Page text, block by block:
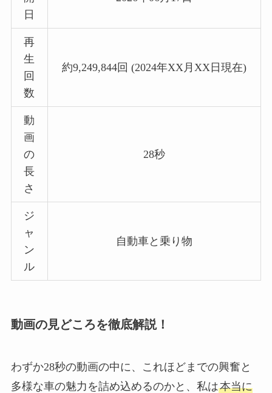
日
再
生
回
数
約9,249,844回 (2024年XX月XX日現在)
動
画
の
長
さ
28秒
ジ
ャ
ン
ル
自動車と乗り物
動画の見どころを徹底解説！
わずか28秒の動画の中に、これほどまでの興奮と
多様な車の魅力を詰め込めるのかと、私は本当に